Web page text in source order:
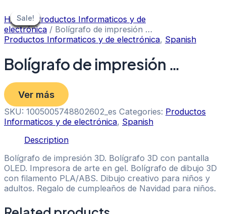
to
content
Sale!
Home/ Productos Informaticos y de
electrónica / Bolígrafo de impresión …
Productos Informaticos y de electrónica, Spanish
Bolígrafo de impresión …
Ver más
SKU: 1005005748802602_es Categories: Productos
Informaticos y de electrónica, Spanish
Description
Bolígrafo de impresión 3D. Bolígrafo 3D con pantalla
OLED. Impresora de arte en gel. Bolígrafo de dibujo 3D
con filamento PLA/ABS. Dibujo creativo para niños y
adultos. Regalo de cumpleaños de Navidad para niños.
Sale!
Sale!
Sale!
Sale!
Sale!
Sale!
Sale!
Sale!